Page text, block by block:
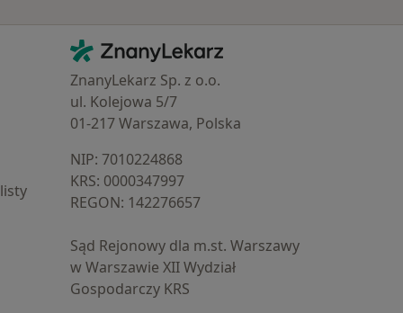
Kontakt
ZnanyLekarz - Strona główna
ZnanyLekarz Sp. z o.o.
ul. Kolejowa 5/7
01-217 Warszawa, Polska
NIP: ⁠7010224868
KRS: ⁠0000347997
REGON: ⁠142276657
Sąd Rejonowy dla m.st. Warszawy
w Warszawie XII Wydział
Gospodarczy KRS